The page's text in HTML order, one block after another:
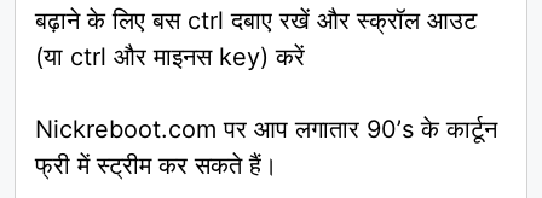
बढ़ाने के लिए बस ctrl दबाए रखें और स्क्रॉल आउट
(या ctrl और माइनस key) करें
Nickreboot.com पर आप लगातार 90’s के कार्टून
फ्री में स्ट्रीम कर सकते हैं।